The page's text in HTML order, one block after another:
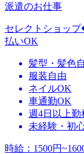
派遣のお仕事
セレクトショッ
払いOK
髪型・髪色
服装自由
ネイルOK
車通勤OK
週4日以上勤
未経験・初
時給 ： 1500円